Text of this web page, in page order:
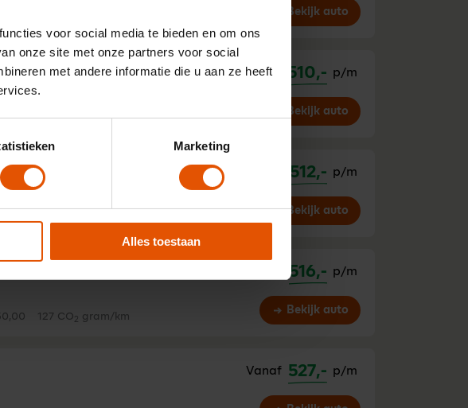
voor social media te bieden en om ons
onze site met onze partners voor social
met andere informatie die u aan ze heeft
Marketing
Alles toestaan
Bekijk auto
114 CO2gram/km
Vanaf 510,- p/m
Bekijk auto
512,- p/m
Bekijk auto
127 CO 2 gram/km
516,- p/m
Bekijk auto
Vanaf 527,- p/m